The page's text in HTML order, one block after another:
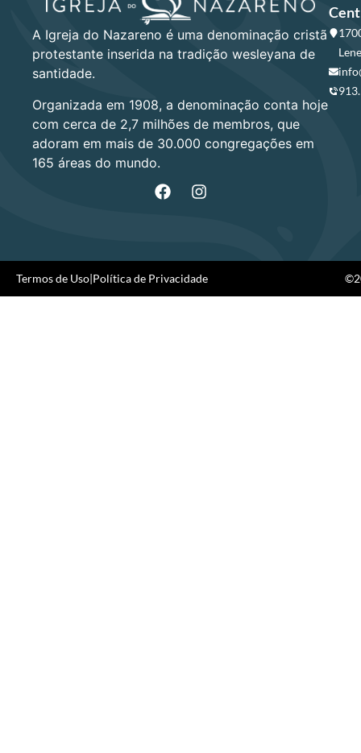
A Igreja do Nazareno é uma denominação cristã
protestante inserida na tradição wesleyana de
santidade.
Organizada em 1908, a denominação conta hoje
com cerca de 2,7 milhões de membros, que
adoram em mais de 30.000 congregações em
165 áreas do mundo.
Termos de Uso|Política de Privacidade